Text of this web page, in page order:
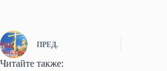
ПРЕД.
Читайте также: